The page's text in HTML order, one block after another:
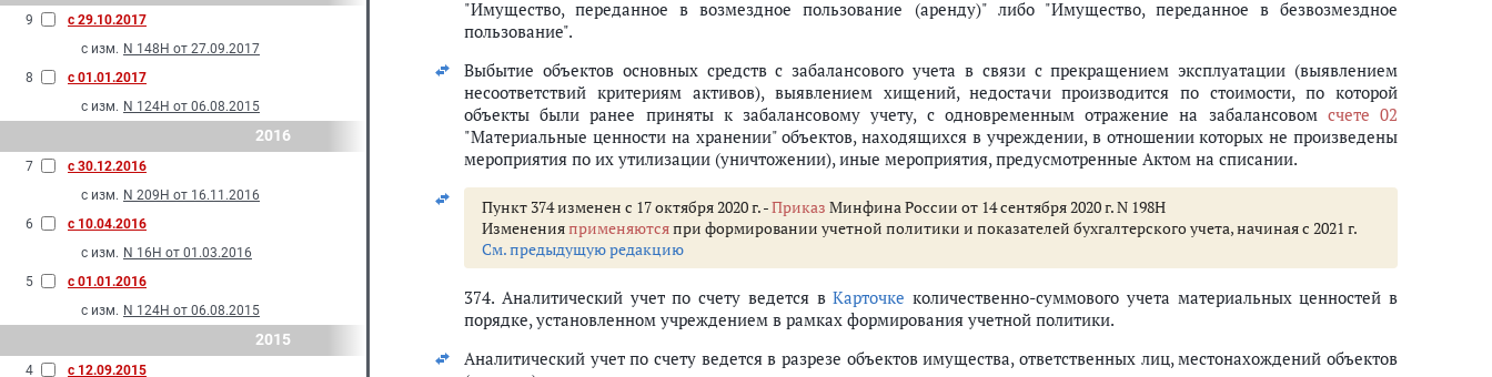
9
с 29.10.2017
с изм. N 148Н от 27.09.2017
8
с 01.01.2017
с изм. N 124Н от 06.08.2015
2016
7
с 30.12.2016
с изм. N 209Н от 16.11.2016
6
с 10.04.2016
с изм. N 16Н от 01.03.2016
5
с 01.01.2016
с изм. N 124Н от 06.08.2015
2015
4 с 12.09.2015
"Имущество, переданное в возмездное пользование (аренду)" либо "Имущество, переданное в безвозмездное
пользование".
Выбытие объектов основных средств с забалансового учета в связи с прекращением эксплуатации (выявлением
несоответствий критериям активов), выявлением хищений, недостачи производится по стоимости, по которой
объекты были ранее приняты к забалансовому учету, с одновременным отражение на забалансовом счете 02
"Материальные ценности на хранении" объектов, находящихся в учреждении, в отношении которых не произведены
мероприятия по их утилизации (уничтожении), иные мероприятия, предусмотренные Актом на списании.
Пункт 374 изменен с 17 октября 2020 г. -Приказ Минфина России от 14 сентября 2020 г. N 198Н
Измененияприменяютсяпри формировании учетной политики и показателей бухгалтерского учета, начиная с 2021 г.
См. предыдущую редакцию
374. Аналитический учет по счету ведется вКарточке количественно-суммового учета материальных ценностей в
порядке, установленном учреждением в рамках формирования учетной политики.
Аналитический учет по счету ведется в разрезе объектов имущества, ответственных лиц, местонахождений объектов